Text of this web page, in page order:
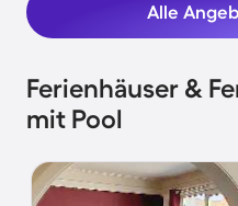
Alle
Ferienhäuser &
mit Pool